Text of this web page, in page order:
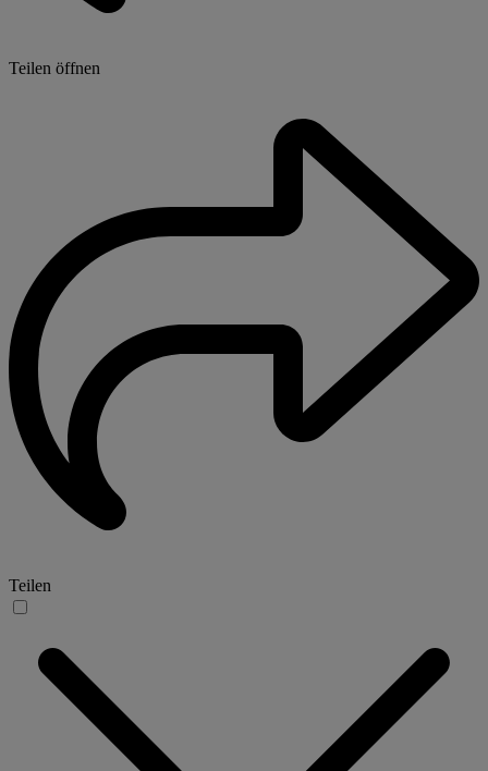
Teilen öffnen
Teilen